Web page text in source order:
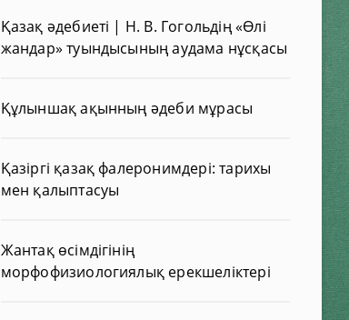
Қазақ әдебиеті | Н. В. Гогольдің «Өлі
жандар» туындысының аудама нұсқасы
Құлыншақ ақынның әдеби мұрасы
Қазіргі қазақ фалеронимдері: тарихы
мен қалыптасуы
Жантақ өсімдігінің
морфофизиологиялық ерекшеліктері